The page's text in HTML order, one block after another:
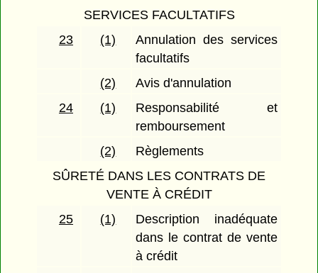
SERVICES FACULTATIFS
23
(1)
Annulation des services
facultatifs
(2)
Avis d'annulation
24
(1)
Responsabilité et
remboursement
(2)
Règlements
SÛRETÉ DANS LES CONTRATS DE
VENTE À CRÉDIT
25
(1)
Description inadéquate
dans le contrat de vente
à crédit